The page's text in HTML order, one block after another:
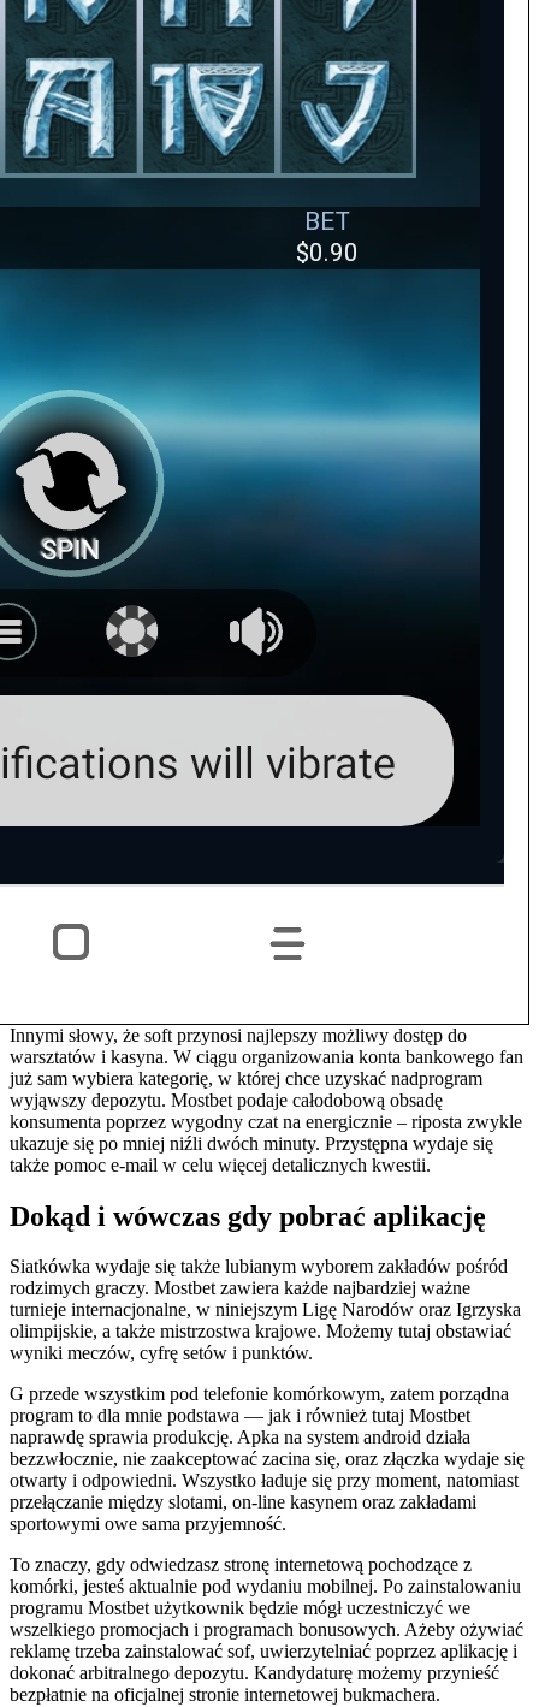
Innymi słowy, że soft przynosi najlepszy możliwy dostęp do
warsztatów i kasyna. W ciągu organizowania konta bankowego fan
już sam wybiera kategorię, w której chce uzyskać nadprogram
wyjąwszy depozytu. Mostbet podaje całodobową obsadę
konsumenta poprzez wygodny czat na energicznie – riposta zwykle
ukazuje się po mniej niźli dwóch minuty. Przystępna wydaje się
także pomoc e-mail w celu więcej detalicznych kwestii.
Dokąd i wówczas gdy pobrać aplikację
Siatkówka wydaje się także lubianym wyborem zakładów pośród
rodzimych graczy. Mostbet zawiera każde najbardziej ważne
turnieje internacjonalne, w niniejszym Ligę Narodów oraz Igrzyska
olimpijskie, a także mistrzostwa krajowe. Możemy tutaj obstawiać
wyniki meczów, cyfrę setów i punktów.
G przede wszystkim pod telefonie komórkowym, zatem porządna
program to dla mnie podstawa — jak i również tutaj Mostbet
naprawdę sprawia produkcję. Apka na system android działa
bezzwłocznie, nie zaakceptować zacina się, oraz złączka wydaje się
otwarty i odpowiedni. Wszystko ładuje się przy moment, natomiast
przełączanie między slotami, on-line kasynem oraz zakładami
sportowymi owe sama przyjemność.
To znaczy, gdy odwiedzasz stronę internetową pochodzące z
komórki, jesteś aktualnie pod wydaniu mobilnej. Po zainstalowaniu
programu Mostbet użytkownik będzie mógł uczestniczyć we
wszelkiego promocjach i programach bonusowych. Ażeby ożywiać
reklamę trzeba zainstalować sof, uwierzytelniać poprzez aplikację i
dokonać arbitralnego depozytu. Kandydaturę możemy przynieść
bezpłatnie na oficjalnej stronie internetowej bukmachera.